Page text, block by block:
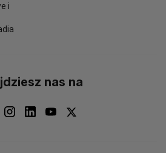
i
nas na